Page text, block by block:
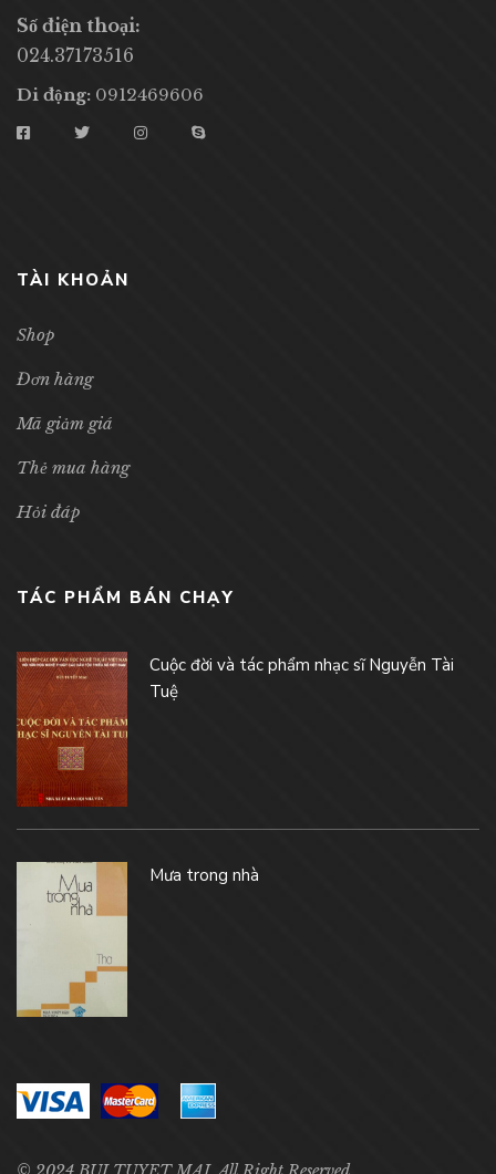
Số điện thoại:
024.37173516
Di động: 0912469606
TÀI KHOẢN
Shop
Đơn hàng
Mã giảm giá
Thẻ mua hàng
Hỏi đáp
TÁC PHẨM BÁN CHẠY
Cuộc đời và tác phẩm nhạc sĩ Nguyễn Tài
Tuệ
Mưa trong nhà